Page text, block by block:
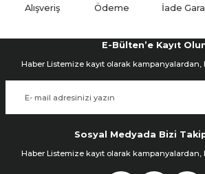
Alışveriş
Ödeme
İade
E-Bülten’e Kayıt
Haber Listemize kayıt olarak
Sosyal Medyada Bizi
Haber Listemize kayıt olarak